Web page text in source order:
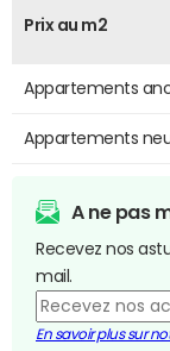
Prix au m2
Appartements
Appartements
A ne pas
Recevez nos
mail.
En savoir plus sur